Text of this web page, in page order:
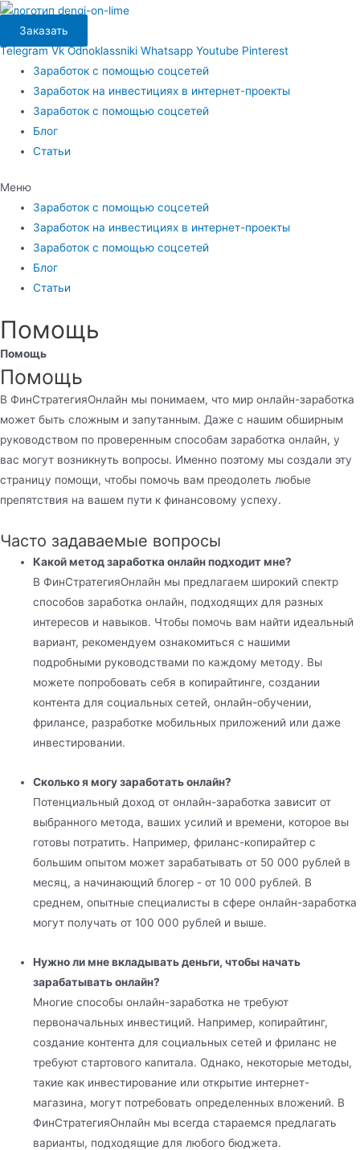
Перейти
содержимому
Заказать
Telegram Vk Odnoklassniki Whatsapp Youtube Pinterest
Заработок с помощью соцсетей
Заработок на инвестициях в интернет-проекты
Заработок с помощью соцсетей
Блог
Статьи
Меню
Заработок с помощью соцсетей
Заработок на инвестициях в интернет-проекты
Заработок с помощью соцсетей
Блог
Статьи
Помощь
Помощь
Помощь
В ФинСтратегияОнлайн мы понимаем, что мир онлайн-заработка
может быть сложным и запутанным. Даже с нашим обширным
руководством по проверенным способам заработка онлайн, у
вас могут возникнуть вопросы. Именно поэтому мы создали эту
страницу помощи, чтобы помочь вам преодолеть любые
препятствия на вашем пути к финансовому успеху.
Часто задаваемые вопросы
Какой метод заработка онлайн подходит мне?
В ФинСтратегияОнлайн мы предлагаем широкий спектр
способов заработка онлайн, подходящих для разных
интересов и навыков. Чтобы помочь вам найти идеальный
вариант, рекомендуем ознакомиться с нашими
подробными руководствами по каждому методу. Вы
можете попробовать себя в копирайтинге, создании
контента для социальных сетей, онлайн-обучении,
фрилансе, разработке мобильных приложений или даже
инвестировании.
Сколько я могу заработать онлайн?
Потенциальный доход от онлайн-заработка зависит от
выбранного метода, ваших усилий и времени, которое вы
готовы потратить. Например, фриланс-копирайтер с
большим опытом может зарабатывать от 50 000 рублей в
месяц, а начинающий блогер - от 10 000 рублей. В
среднем, опытные специалисты в сфере онлайн-заработка
могут получать от 100 000 рублей и выше.
Нужно ли мне вкладывать деньги, чтобы начать
зарабатывать онлайн?
Многие способы онлайн-заработка не требуют
первоначальных инвестиций. Например, копирайтинг,
создание контента для социальных сетей и фриланс не
требуют стартового капитала. Однако, некоторые методы,
такие как инвестирование или открытие интернет-
магазина, могут потребовать определенных вложений. В
ФинСтратегияОнлайн мы всегда стараемся предлагать
варианты, подходящие для любого бюджета.